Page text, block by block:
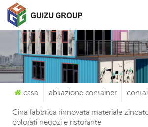
Che Cosa Sta
casa abitazione container
Cina fabbrica rinnovata materiale
colorati negozi e ristorante